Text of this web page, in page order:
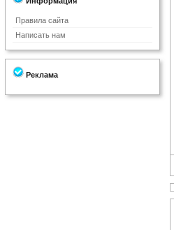
Правила сайта
Написать нам
Реклама